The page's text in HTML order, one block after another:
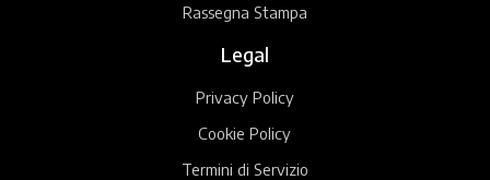
Rassegna Stampa
Legal
Privacy Policy
Cookie Policy
Termini di Servizio